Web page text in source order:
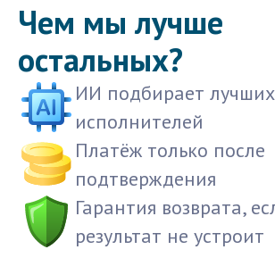
Чем мы лучше
остальных?
ИИ подбирает лучших
исполнителей
Платёж только после
подтверждения
Гарантия возврата,
результат не устроит